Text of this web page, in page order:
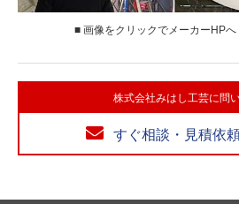
■ 画像をクリックでメーカーHPへ
株式会社みはし工芸に問
すぐ相談・見積依